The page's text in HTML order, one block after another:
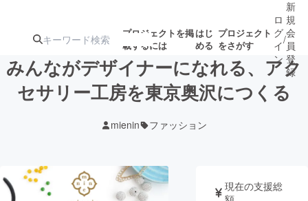
プロジェクトを掲
載するには
はじ
める
プロジェクト
をさがす
ジェクト
ロジェクト
アート・写真 音楽
ロ
グ
イ
ン
/
新
規
会
員
登
録
みんながデザイナーになれる、アク
セサリー工房を東京奥沢につくる
mienin ファッション
現在の支援総